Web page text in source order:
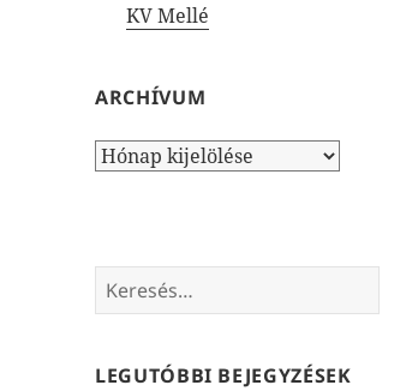
KV Mellé
ARCHÍVUM
Archívum
Keresés:
LEGUTÓBBI BEJEGYZÉSEK